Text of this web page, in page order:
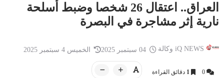
أخبار العراق
iQ NEWS وكالة
20 سبتمبر 2025
تميم البرغوثي على قاعة التشريفات في
العراق.. توجيه
العراق.. اعتقال 26 شخصا وضبط أسلحة
نارية إثر مشاجرة في البصرة
iQ NEWS وكالة الخميس 4 سبتمبر 2025
0
1 دقائق القراءة